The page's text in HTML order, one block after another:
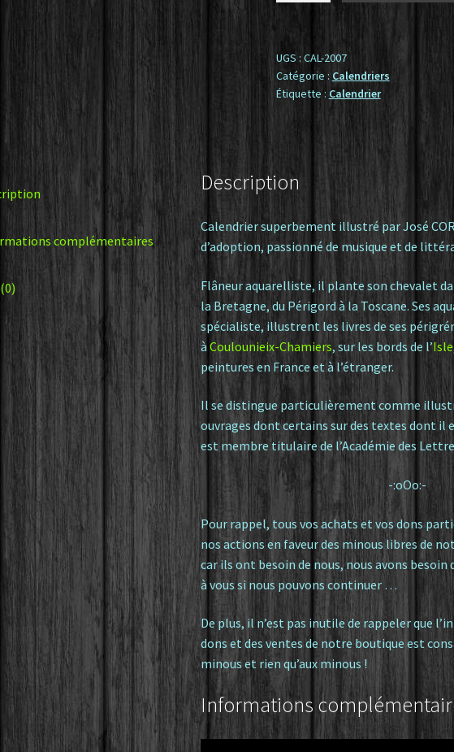
-
CAL
2007
UGS : CAL-2007
Catégorie : Calendriers
Étiquette : Calendrier
complémentaires
Description
Calendrier superbement illustré par José
d’adoption, passionné de musique et de
Flâneur aquarelliste, il plante son chevalet
la Bretagne, du Périgord à la Toscane. Ses
spécialiste, illustrent les livres de ses
àCoulounieix-Chamiers, sur les bords de l’Isle
peintures en France et à l’étranger.
Il se distingue particulièrement comme
ouvrages dont certains sur des textes dont il
est membre titulaire de l’Académie des
-:oOo:-
Pour rappel, tous vos achats et vos dons
nos actions en faveur des minous libres de
car ils ont besoin de nous, nous avons besoin
à vous si nous pouvons continuer …
De plus, il n’est pas inutile de rappeler que
dons et des ventes de notre boutique est
minous et rien qu’aux minous !
Informations